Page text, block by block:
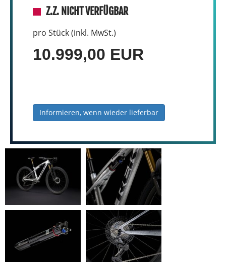
Z.Z. NICHT VERFÜGBAR
pro Stück (inkl. MwSt.)
10.999,00 EUR
Informieren, wenn wieder lieferbar